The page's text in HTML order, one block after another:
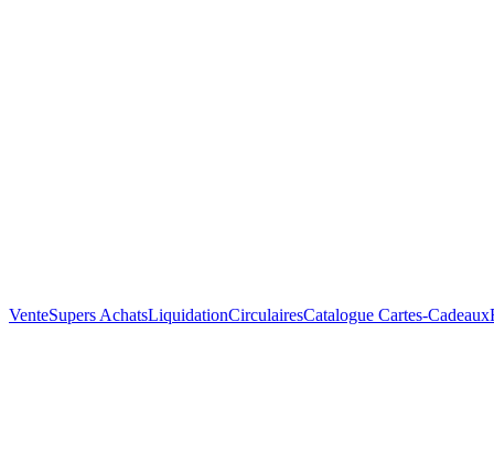
VenteSupers AchatsLiquidationCirculairesCatalogue Cartes-Cadeaux